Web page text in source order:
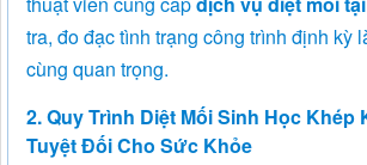
tra, đo đạc tình trạng công trình định kỳ
cùng quan trọng.
2. Quy Trình Diệt Mối Sinh Học Khép
Tuyệt Đối Cho Sức Khỏe